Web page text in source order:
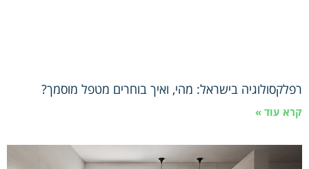
רפלקסולוגיה בישראל: מהי, ואיך בוחרים מטפל מוסמך?
קרא עוד »